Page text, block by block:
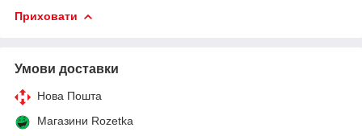
Приховати
Умови доставки
Нова Пошта
Магазини Rozetka